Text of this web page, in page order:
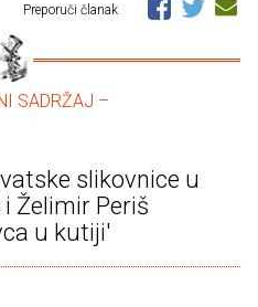
Preporuči članak
SADRŽAJ –
slikovnice u
Želimir Periš
u kutiji'